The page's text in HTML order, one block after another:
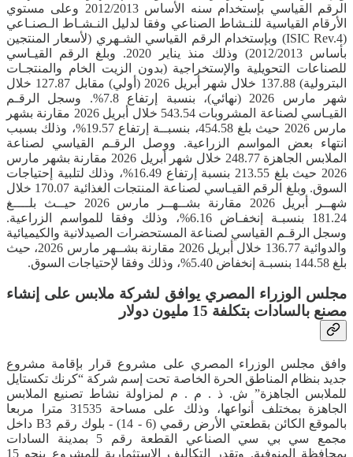
الرقم القياسي بإستخدام سنه الأساس 2012/2013 وعلى مستوي
الأرقام القياسية للنـشاط الصناعي وفقا لدليل النـشـاط الـصنـاعي
(ISIC Rev.4) وبإستخدام الرقم القياسي الشـهري (لأسعار المنتجين
بأساس 2012/2013) وذلك منذ يناير 2020. وبلغ الرقم القيـاسي
للصناعات التحويلية والإستخراجية (بدون الزيت الخام والمنتجـات
البترولية) 137.88 خلال شهر أبريل 2026 (أولي) مقابل 127.87 خلال
شهر مارس 2026 (نهائي)، بنسبة إرتفاع 7.8%. وسجل الرقـم
القيـاسي لصناعة المشروبات 543.54 خلال أبريل 2026 مقارنة بشهر
مارس 2026 حيث بلغ 454.58، بنسبــة إرتفاع 19.57%، وذلك بسبب
انتهاء بعض المواسم الزراعية. ووصل الرقـم القياسي لصناعة
الملابس الجاهزة 248.77 خلال شهر أبريل 2026 مقارنة بشهر مارس
2026 حيث بلغ 213.55 بنسبة إرتفاع 16.49%، وذلك لتلبية إحتياجات
السوق. وبلغ الرقم القيـاسي لصناعة المنتجات الغذائية 170.07 خلال
شهــر أبريل 2026 مقارنة بشــهــر مارس 2026 حيــث بلــــغ
181.24 بنسبـة إنخفـاض 6.16%، وذلك وفقا للمواسم الزراعية.
وسجل الرقـم القياسي لصناعة المستحضرات الصيدلانية والكيميائية
والدوائية 136.77 خلال أبريل 2026 مقارنة بشــهر مارس 2026، حيث
بلغ 144.58 بنسبـة إنخفاض 5.40%، وذلك وفقا لإحتياجات السوق.
مجلس الوزراء المصري يوافق لشركة ملابس على إنشاء
مصنع بالسادات بتكلفة 15 مليون دولار
وافق مجلس الوزراء المصري على مشروع قرار بإقامة مشروع
جديد بنظام المناطق الحرة الخاصة تحت إسم شركة “كرنك تكستايل
للملابس الجاهزة” ش. ذ . م . م لمزاولة نشاط تصنيع الملابس
الجاهزة بمختلف أنواعها، وذلك على مساحة 31535 مترا مربعا
بالموقع الكائن بقطعتي الأرض رقمي (6 - 14) - بلوك رقم B3 داخل
مجمع سي بي سي الصناعي القطعة رقم 5 بمدينة السادات
بمحافظة المنوفية. وتقدر التكاليف الإستثمارية للمشروع بنحو 15